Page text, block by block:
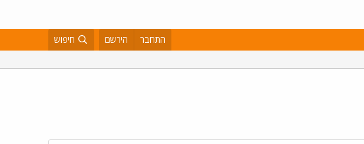
התחבר הירשם חיפוש